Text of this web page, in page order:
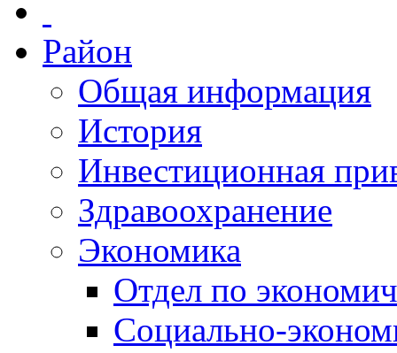
Район
Общая информация
История
Инвестиционная
Здравоохранение
Экономика
Отдел по
Социально-